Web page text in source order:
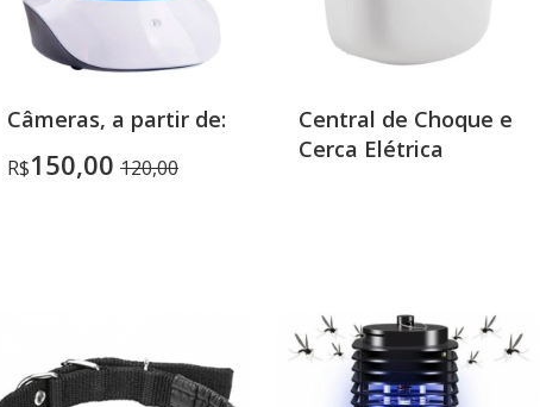
Câmeras, a partir de:
R$150,00 120,00
Central de Choque e
Cerca Elétrica